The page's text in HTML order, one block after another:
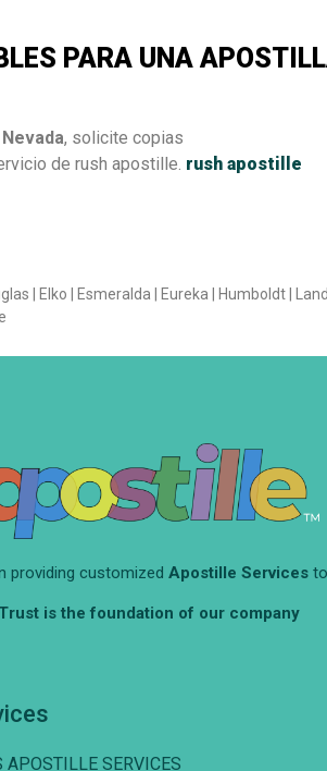
PARA UNA
, solicite copias
de rush apostille. rush apostille
| Elko | Esmeralda | Eureka | Humboldt |
providing customized Apostille Servicesto
Trust is the foundation of our company
APOSTILLE SERVICES